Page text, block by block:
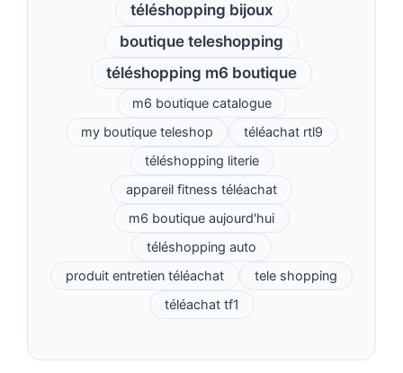
téléshopping bijoux
boutique teleshopping
téléshopping m6 boutique
m6 boutique catalogue
my boutique teleshop
téléachat rtl9
téléshopping literie
appareil fitness téléachat
m6 boutique aujourd'hui
téléshopping auto
produit entretien téléachat
tele shopping
téléachat tf1